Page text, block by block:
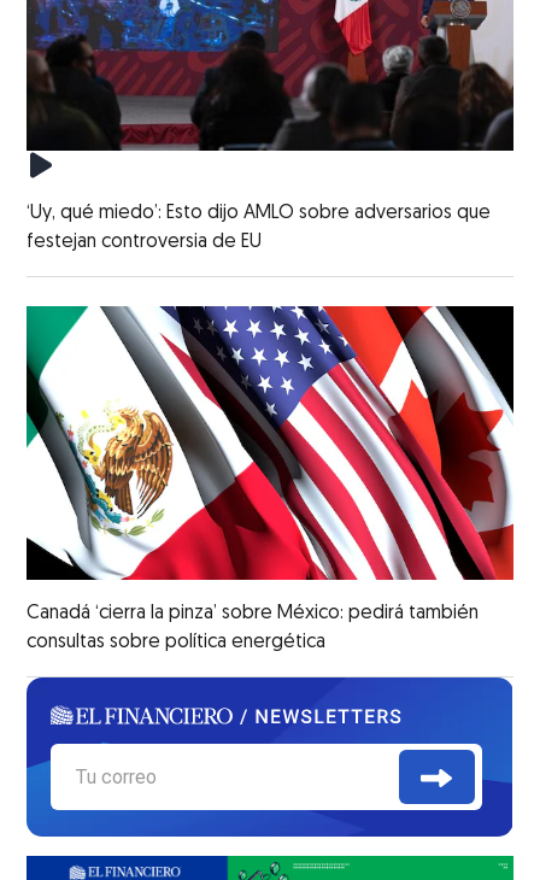
‘Uy, qué miedo’: Esto dijo AMLO sobre adversarios que
festejan controversia de EU
Canadá ‘cierra la pinza’ sobre México: pedirá también
consultas sobre política energética